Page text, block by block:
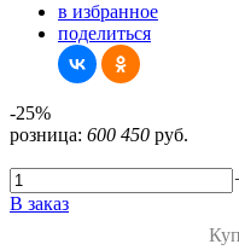
в избранное
поделиться
-25%
розница: 600 450 руб.
В заказ